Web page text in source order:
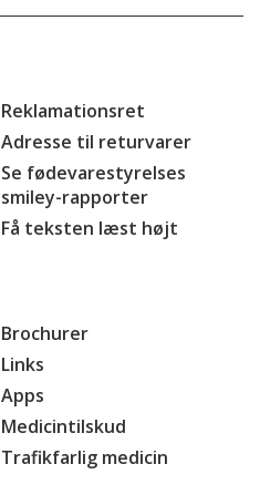
Reklamationsret
Adresse til returvarer
Se fødevarestyrelses
smiley-rapporter
Få teksten læst højt
Brochurer
Links
Apps
Medicintilskud
Trafikfarlig medicin